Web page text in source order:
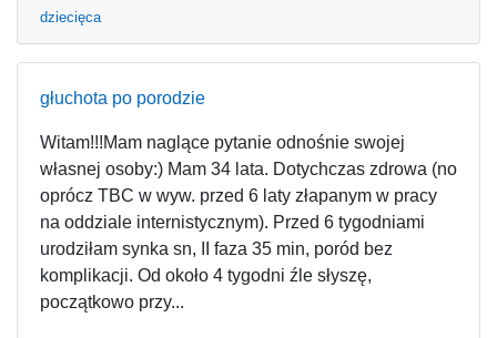
dziecięca
głuchota po porodzie
Witam!!!Mam naglące pytanie odnośnie swojej
własnej osoby:) Mam 34 lata. Dotychczas zdrowa (no
oprócz TBC w wyw. przed 6 laty złapanym w pracy
na oddziale internistycznym). Przed 6 tygodniami
urodziłam synka sn, II faza 35 min, poród bez
komplikacji. Od około 4 tygodni źle słyszę,
początkowo przy...